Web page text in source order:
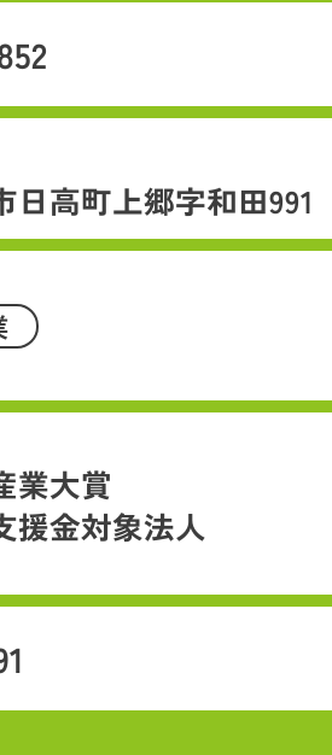
日高町上郷字和田991
業大賞
援金対象法人